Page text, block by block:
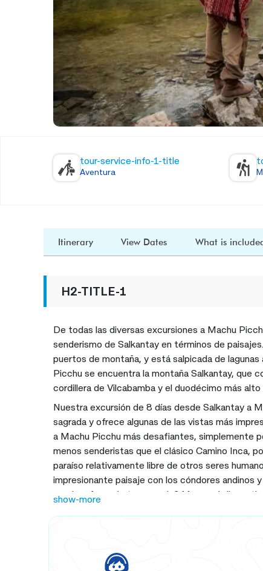
tour-service-info-1-title
Aventura
Itinerary View Dates What is
H2-TITLE-1
De todas las diversas excursiones a Machu
senderismo de Salkantay en términos de
puertos de montaña, y está salpicada de
Picchu se encuentra la montaña Salkantay, que
cordillera de Vilcabamba y el duodécimo más alto
Nuestra excursión de 8 días desde Salkantay a
sagrada y ofrece algunas de las vistas más
a Machu Picchu más desafiantes, simplemente
menos senderistas que el clásico Camino Inca,
paraíso relativamente libre de otros seres
impresionante paisaje con los cóndores andinos
pruebas fuera de temporada? Marzo, abril,
show-more